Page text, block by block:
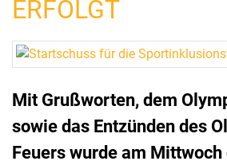
ERFOLGT
Mit Grußworten, dem
sowie das Entzünden des
Feuers wurde am Mittwoch